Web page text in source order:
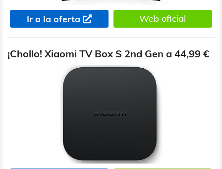
Ir a la oferta Web oficial
¡Chollo! Xiaomi TV Box S 2nd Gen a 44,99 €